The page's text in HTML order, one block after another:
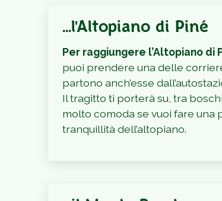
...l'Altopiano di Piné
Per raggiungere l’Altopiano di
puoi prendere una delle
partono anch’esse
Il tragitto ti porterà su, tra
molto comoda se vuoi fare una
tranquillità dell’altopiano.